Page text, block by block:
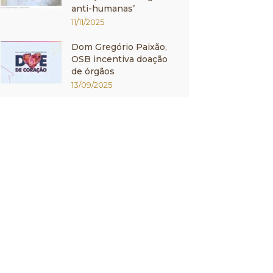
anti-humanas’
11/11/2025
Dom Gregório Paixão,
OSB incentiva doação
de órgãos
13/09/2025